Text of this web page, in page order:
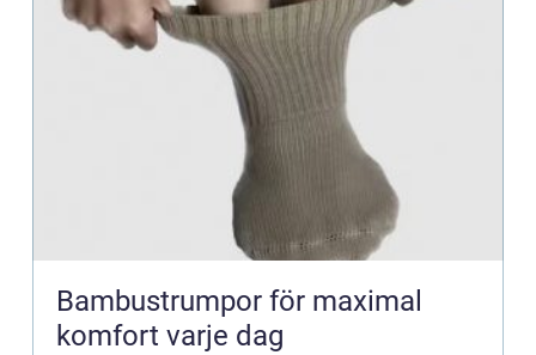
Bambustrumpor för maximal
komfort varje dag